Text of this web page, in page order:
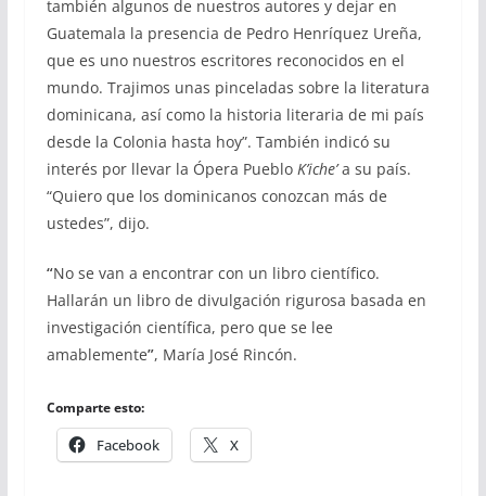
también algunos de nuestros autores y dejar en
Guatemala la presencia de Pedro Henríquez Ureña,
que es uno nuestros escritores reconocidos en el
mundo. Trajimos unas pinceladas sobre la literatura
dominicana, así como la historia literaria de mi país
desde la Colonia hasta hoy”. También indicó su
interés por llevar la Ópera Pueblo K’iche’a su país.
“Quiero que los dominicanos conozcan más de
ustedes”, dijo.
“No se van a encontrar con un libro científico.
Hallarán un libro de divulgación rigurosa basada en
investigación científica, pero que se lee
amablemente”, María José Rincón.
Comparte esto:
Facebook X